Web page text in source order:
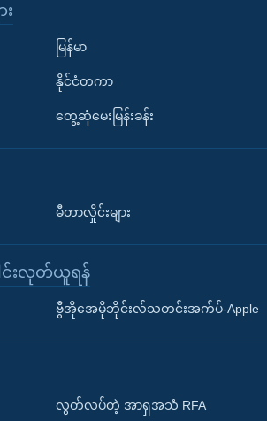
မြန်မာ
နိုင်ငံတကာ
တွေ့ဆုံမေးမြန်းခန်း
မီတာလှိုင်းများ
င်းလုတ်ယူရန်
ဗွီအိုအေမိုဘိုင်းလ်သတင်းအက်ပ်-Apple
လွတ်လပ်တဲ့ အာရှအသံ RFA